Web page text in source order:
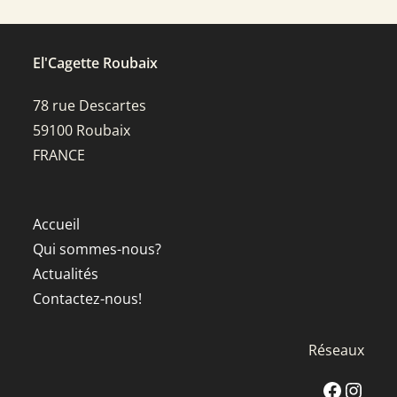
El'Cagette Roubaix
78 rue Descartes
59100 Roubaix
FRANCE
Accueil
Qui sommes-nous?
Actualités
Contactez-nous!
Réseaux
Facebook